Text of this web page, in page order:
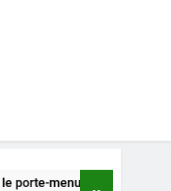
idéal pour votre